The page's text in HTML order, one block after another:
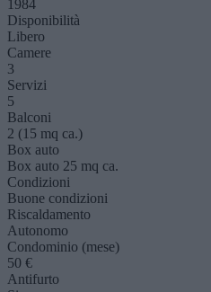
1984
Disponibilità
Libero
Camere
3
Servizi
5
Balconi
2 (15 mq ca.)
Box auto
Box auto 25 mq ca.
Condizioni
Buone condizioni
Riscaldamento
Autonomo
Condominio (mese)
50 €
Antifurto